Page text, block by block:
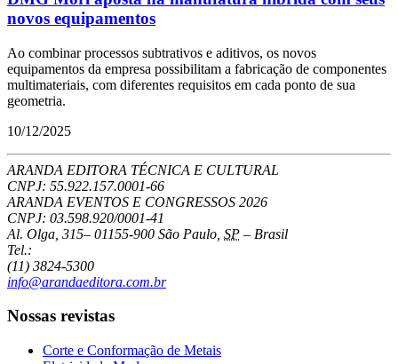
novos equipamentos
Ao combinar processos subtrativos e aditivos, os novos
equipamentos da empresa possibilitam a fabricação de componentes
multimateriais, com diferentes requisitos em cada ponto de sua
geometria.
10/12/2025
ARANDA EDITORA TÉCNICA E CULTURAL
CNPJ: 55.922.157.0001-66
ARANDA EVENTOS E CONGRESSOS 2026
CNPJ: 03.598.920/0001-41
Al. Olga, 315– 01155-900 São Paulo SP – Brasil
Tel.:
(11) 3824-5300
info@arandaeditora.com.br
Nossas revistas
Corte e Conformação de Metais